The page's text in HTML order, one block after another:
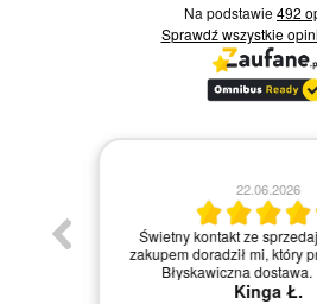
Na podstawie492
Sprawdź wszystkie
22.06.2026
Świetny kontakt ze
zakupem doradził mi, który
Błyskawiczna dostawa.
Kinga Ł.